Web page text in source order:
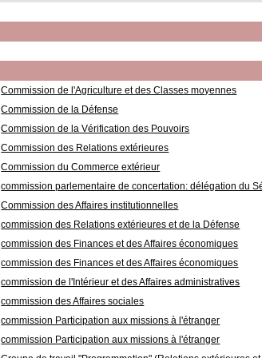
Commission de l'Agriculture et des Classes moyennes
Commission de la Défense
Commission de la Vérification des Pouvoirs
Commission des Relations extérieures
Commission du Commerce extérieur
commission parlementaire de concertation: délégation du
Commission des Affaires institutionnelles
commission des Relations extérieures et de la Défense
commission des Finances et des Affaires économiques
commission des Finances et des Affaires économiques
commission de l'Intérieur et des Affaires administratives
commission des Affaires sociales
commission Participation aux missions à l'étranger
commission Participation aux missions à l'étranger